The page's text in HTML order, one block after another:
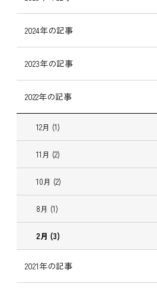
2024年の記事
2023年の記事
2022年の記事
12月 (1)
11月 (2)
10月 (2)
8月 (1)
2月 (3)
2021年の記事